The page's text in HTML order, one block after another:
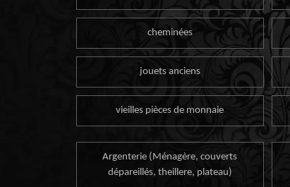
cheminées
jouets anciens
vieilles pièces de monnaie
Argenterie (Ménagère, couverts
dépareillés, theillere, plateau)